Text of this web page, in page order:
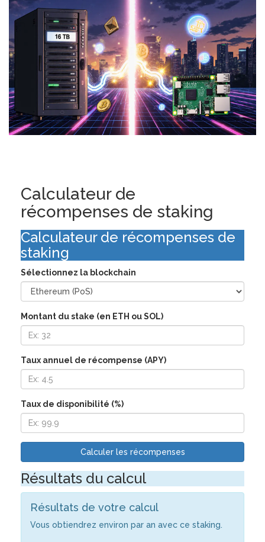
Calculateur de
récompenses de staking
Calculateur de récompenses de
staking
Sélectionnez la blockchain
Montant du stake (en ETH ou SOL)
Taux annuel de récompense (APY)
Taux de disponibilité (%)
Calculer les récompenses
Résultats du calcul
Résultats de votre calcul
Vous obtiendrez environ par an avec ce staking.